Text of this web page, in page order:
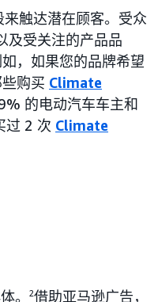
触达潜在顾客。受众
及受关注的产品品
，如果您的品牌希望
购买 Climate
的电动汽车车主和
过 2 次 Climate
。 2借助亚马逊广告，